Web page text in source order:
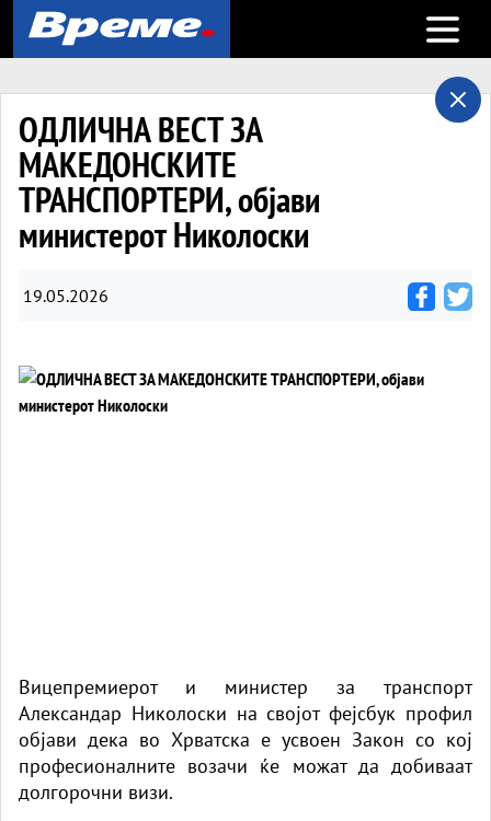
Open
ОДЛИЧНА ВЕСТ ЗА
МАКЕДОНСКИТЕ
ТРАНСПОРТЕРИ, објави
министерот Николоски
19.05.2026
Вицепремиерот и министер за транспорт
Александар Николоски на својот фејсбук профил
објави дека во Хрватска е усвоен Закон со кој
професионалните возачи ќе можат да добиваат
долгорочни визи.